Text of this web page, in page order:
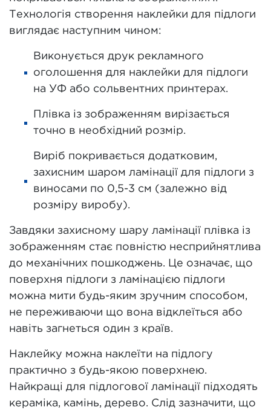
Технологія створення наклейки для підлоги
виглядає наступним чином:
Виконується друк рекламного
оголошення для наклейки для підлоги
на УФ або сольвентних принтерах.
Плівка із зображенням вирізається
точно в необхідний розмір.
Виріб покривається додатковим,
захисним шаром ламінації для підлоги з
виносами по 0,5-3 см (залежно від
розміру виробу).
Завдяки захисному шару ламінації плівка із
зображенням стає повністю несприйнятлива
до механічних пошкоджень. Це означає, що
поверхня підлоги з ламінацією підлоги
можна мити будь-яким зручним способом,
не переживаючи що вона відклеїться або
навіть загнеться один з країв.
Наклейку можна наклеїти на підлогу
практично з будь-якою поверхнею.
Найкращі для підлогової ламінації підходять
кераміка, камінь, дерево. Слід зазначити, що